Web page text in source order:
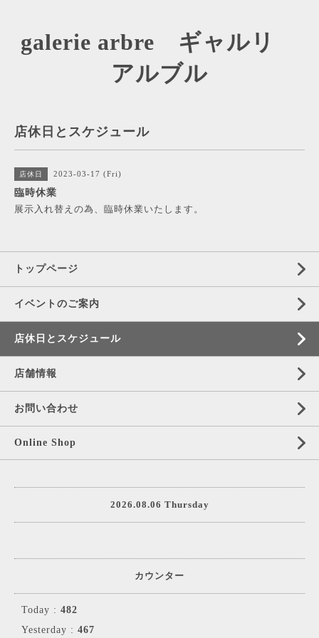
galerie arbre ギャルリ
アルブル
店休日とスケジュール
店休日 2023-03-17 (Fri)
臨時休業
展示入れ替えの為、臨時休業いたします。
トップページ
イベントのご案内
店休日とスケジュール
店舗情報
お問い合わせ
Online Shop
2026.08.06 Thursday
カウンター
Today : 482
Yesterday : 467